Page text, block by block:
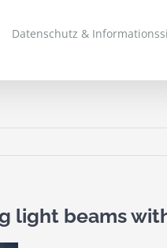
Datenschutz &
light beams